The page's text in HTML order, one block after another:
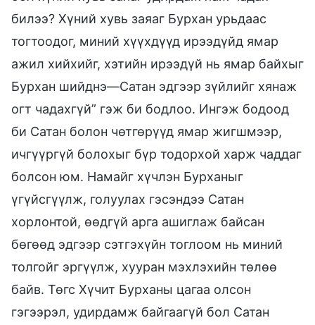
билээ? Хүний хувь заяаг Бурхан урьдаас
тогтоодог, миний хүүхдүүд ирээдүйд ямар
ажил хийхийг, хэтийн ирээдүй нь ямар байхыг
Бурхан шийднэ—Сатан эдгээр зүйлийг хянаж
огт чадахгүй” гэж би бодлоо. Ингэж бодоод
би Сатан болон чөтгөрүүд ямар жигшмээр,
ичгүүргүй болохыг бүр тодорхой харж чаддаг
болсон юм. Намайг хүчлэн Бурханыг
үгүйсгүүлж, голуулах гэсэндээ Сатан
хорлонтой, өөдгүй арга ашиглаж байсан
бөгөөд эдгээр сэтгэхүйн тоглоом нь миний
толгойг эргүүлж, хууран мэхлэхийн төлөө
байв. Төгс Хүчит Бурханы цагаа олсон
гэгээрэл, удирдамж байгаагүй бол Сатан